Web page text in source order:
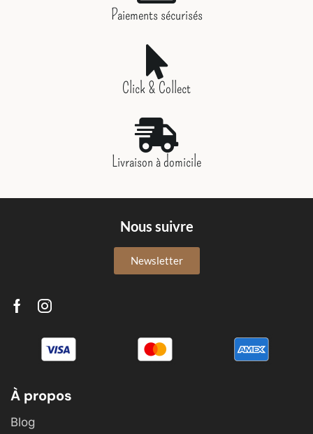
Paiements sécurisés
Click & Collect
Livraison à domicile
Nous suivre
Newsletter
À propos
Blog